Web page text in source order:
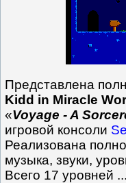
Представлена
Kidd in Miracle
«Voyage - A
игровой консоли
Реализована
музыка, звуки,
Всего 17 уровней ...